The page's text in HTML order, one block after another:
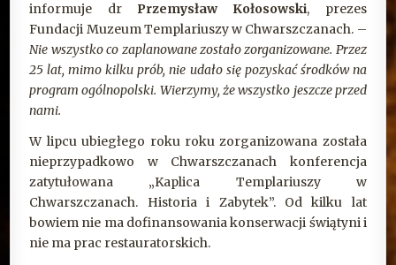
informuje dr Przemysław Kołosowski, prezes
Fundacji Muzeum Templariuszy w Chwarszczanach. –
Nie wszystko co zaplanowane zostało zorganizowane. Przez
25 lat, mimo kilku prób, nie udało się pozyskać środków na
program ogólnopolski. Wierzymy, że wszystko jeszcze przed
nami.
W lipcu ubiegłego roku roku zorganizowana została
nieprzypadkowo w Chwarszczanach konferencja
zatytułowana „Kaplica Templariuszy w
Chwarszczanach. Historia i Zabytek”. Od kilku lat
bowiem nie ma dofinansowania konserwacji świątyni i
nie ma prac restauratorskich.